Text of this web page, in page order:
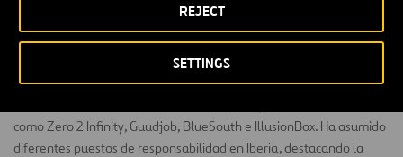
SETTINGS
REJECT
Ingeniero de Caminos, Canales y Puertos por la Universidad de
Granada. Diplomado en diferentes cursos de alta dirección en
Stanford, ESADE e IESE. En su trayectoria como emprendedor cabe
destacar su participación como fundador y socio en diferentes
como Zero 2 Infinity, Guudjob, BlueSouth e IllusionBox. Ha asumido
diferentes puestos de responsabilidad en Iberia, destacando la